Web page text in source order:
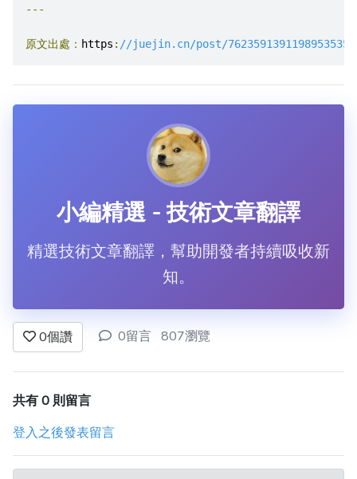
---
原文出處： https : //juejin.cn/post/7623591391198953535
小編精選 - 技術文章翻譯
精選技術文章翻譯，幫助開發者持續吸收新
知。
0個讚 0留言 807瀏覽
共有 0 則留言
登入之後發表留言